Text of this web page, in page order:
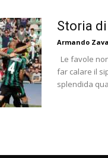
Storia di
Armando
Le favole
far calare il
splendida